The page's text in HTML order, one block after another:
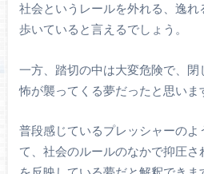
社会というレールを外れる、逸れ
歩いていると言えるでしょう。
一方、踏切の中は大変危険で、
怖が襲ってくる夢だったと思いま
普段感じているプレッシャーのよ
て、社会のルールのなかで抑圧さ